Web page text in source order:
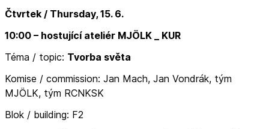
Čtvrtek / Thursday, 15. 6.
10:00 – hostující ateliér MJÖLK _ KUR
Téma / topic: Tvorba světa
Komise / commission: Jan Mach, Jan Vondrák, tým
MJÖLK, tým RCNKSK
Blok / building: F2